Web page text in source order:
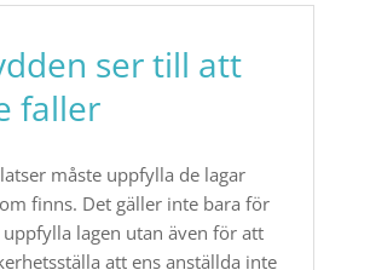
ser till att
faller
måste uppfylla de lagar
finns. Det gäller inte bara för
lagen utan även för att
att ens anställda inte